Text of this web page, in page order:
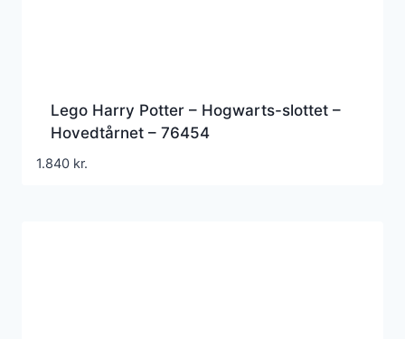
Lego Harry Potter – Hogwarts-slottet –
Hovedtårnet – 76454
1.840 kr.